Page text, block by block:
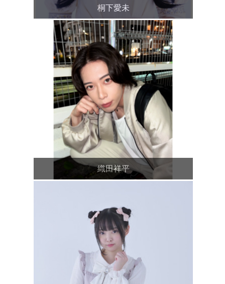
桐下愛未
織田祥平